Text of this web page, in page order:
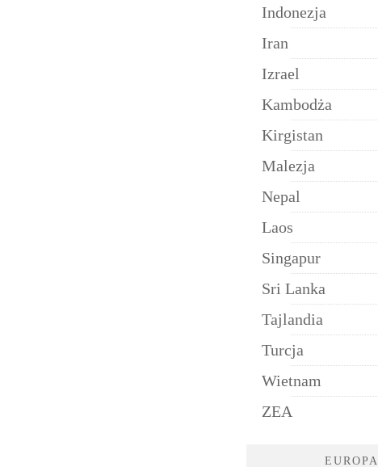
Indonezja
Iran
Izrael
Kambodża
Kirgistan
Malezja
Nepal
Laos
Singapur
Sri Lanka
Tajlandia
Turcja
Wietnam
ZEA
EUROPA